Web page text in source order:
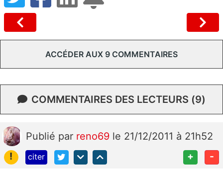
ACCÉDER AUX 9 COMMENTAIRES
COMMENTAIRES DES LECTEURS (9)
Publié par reno69 le 21/12/2011 à 21h52
!
citer + -